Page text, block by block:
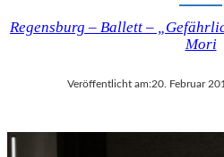
Regensburg – Ballett –
Mori
Veröffentlicht am:20. Februar